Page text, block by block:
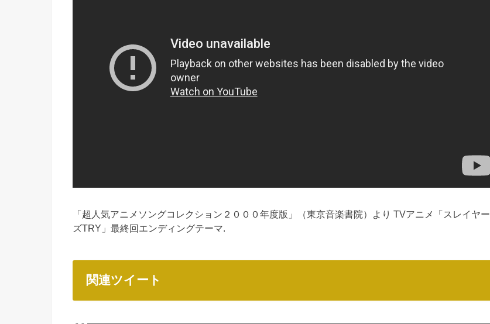
「超人気アニメソングコレクション２０００年度版」（東京音楽書院）より TVアニメ「スレイヤー
ズTRY」最終回エンディングテーマ.
関連ツイート